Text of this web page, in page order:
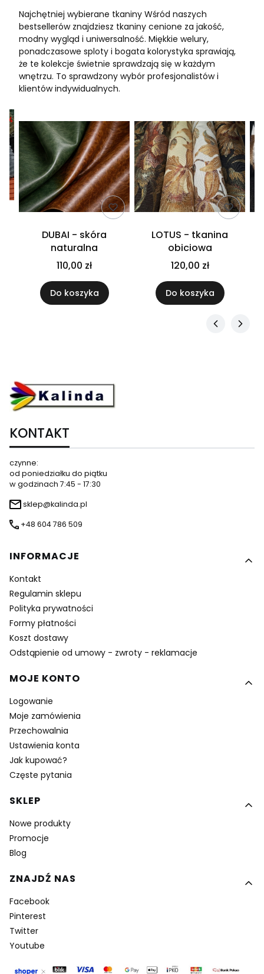
Najchętniej wybierane tkaniny Wśród naszych
bestsellerów znajdziesz tkaniny cenione za jakość,
modny wygląd i uniwersalność. Miękkie welury,
ponadczasowe sploty i bogata kolorystyka sprawiają,
że te kolekcje świetnie sprawdzają się w każdym
wnętrzu. To sprawdzony wybór profesjonalistów i
klientów indywidualnych.
DUBAI - skóra
naturalna
110,00 zł
Do koszyka
LOTUS - tkanina
obiciowa
120,00 zł
Do koszyka
KONTAKT
czynne:
od poniedziałku do piątku
w godzinach 7:45 - 17:30
sklep@kalinda.pl
+48 604 786 509
Linki w stopce
INFORMACJE
Kontakt
Regulamin sklepu
Polityka prywatności
Formy płatności
Koszt dostawy
Odstąpienie od umowy - zwroty - reklamacje
MOJE KONTO
Logowanie
Moje zamówienia
Przechowalnia
Ustawienia konta
Jak kupować?
Częste pytania
SKLEP
Nowe produkty
Promocje
Blog
ZNAJDŹ NAS
Facebook
Pinterest
Twitter
Youtube